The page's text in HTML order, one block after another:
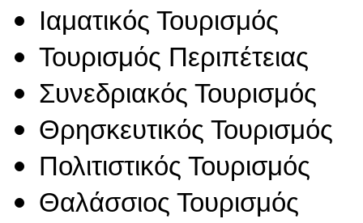
Ιαματικός Τουρισμός
Τουρισμός Περιπέτειας
Συνεδριακός Τουρισμός
Θρησκευτικός Τουρισμός
Πολιτιστικός Τουρισμός
Θαλάσσιος Τουρισμός